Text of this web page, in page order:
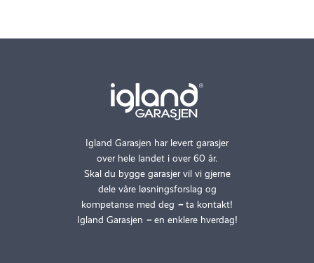
Igland Garasjen har levert garasjer
over hele landet i over 60 år.
Skal du bygge garasjer vil vi gjerne
dele våre løsningsforslag og
kompetanse med deg –ta kontakt!
Igland Garasjen –en enklere hverdag!